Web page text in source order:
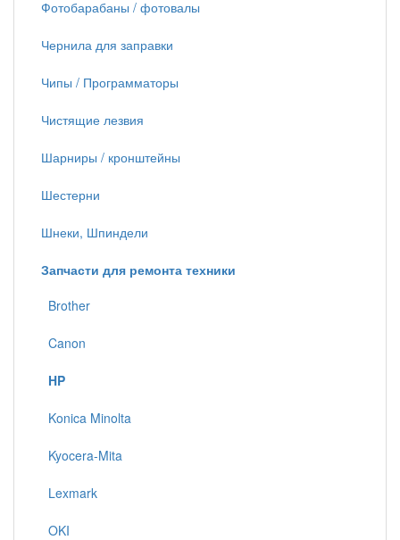
Фотобарабаны / фотовалы
Чернила для заправки
Чипы / Программаторы
Чистящие лезвия
Шарниры / кронштейны
Шестерни
Шнеки, Шпиндели
Запчасти для ремонта техники
Brother
Canon
HP
Konica Minolta
Kyocera-Mita
Lexmark
OKI